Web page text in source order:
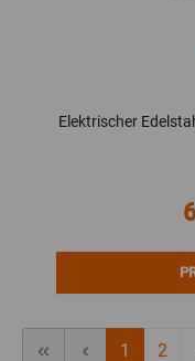
Elektrischer
1 2